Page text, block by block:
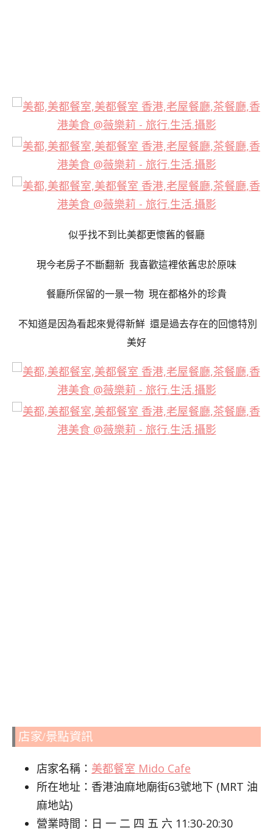
似乎找不到比美都更懷舊的餐廳
現今老房子不斷翻新 我喜歡這裡依舊忠於原味
餐廳所保留的一景一物 現在都格外的珍貴
不知道是因為看起來覺得新鮮 還是過去存在的回憶特別
美好
店家/景點資訊
店家名稱： 美都餐室 Mido Cafe
所在地址：香港油麻地廟街63號地下 (MRT 油
麻地站)
營業時間：日 一 二 四 五 六 11:30-20:30